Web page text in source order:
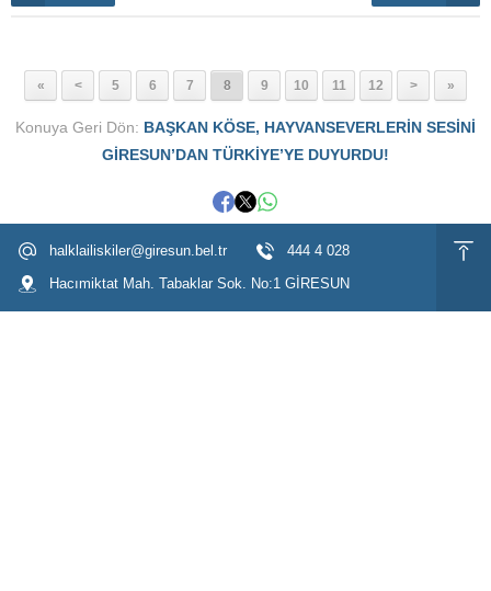
« < 5 6 7 8 9 10 11 12 > »
Konuya Geri Dön: BAŞKAN KÖSE, HAYVANSEVERLERİN SESİNİ
GİRESUN’DAN TÜRKİYE’YE DUYURDU!
halklailiskiler@giresun.bel.tr
444 4 028
Hacımiktat Mah. Tabaklar Sok. No:1 GİRESUN